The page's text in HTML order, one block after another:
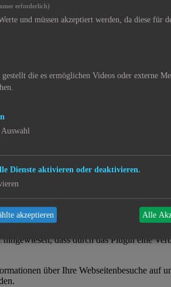
den Betreiber.
zu einem Artikel oder
nicht veröffentlicht. Ihr Name wird
Double-Opt-In-Verfahren erklären
andere als die Übermittlungskosten
ist die Angabe einer E-Mail-Adresse
Inc., 1601 S. California Avenue, Palo
dass durch das Plugin eine
über Ihre Webseitenbesuche auf
erforderlich)
und müssen akzeptiert werden, da diese für
die es ermöglichen Videos oder externe
Dienste aktivieren oder deaktivieren.
akzeptieren Alle